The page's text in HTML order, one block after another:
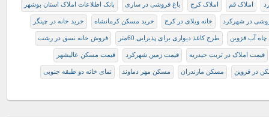
املاک قم املاک کرج باغ فروشی در ساری بانک اطلاعات املاک استان بوشهر
در شهرکرد خانه ویلای در کرج خريد مسكن كرمانشاه خرید خانه در چیتگر
چاه آب قزوین طرح کاغذ دیواری برای پذیرایی 60متر فروش خانه نسق در رشت
قیمت املاک در تربت حیدریه قیمت زمین شهرکرد قیمت مسکن عالیشهر
در قزوین مسکن مازندران مسکن مهر دماوند نمای خانه دو طبقه جنوبی